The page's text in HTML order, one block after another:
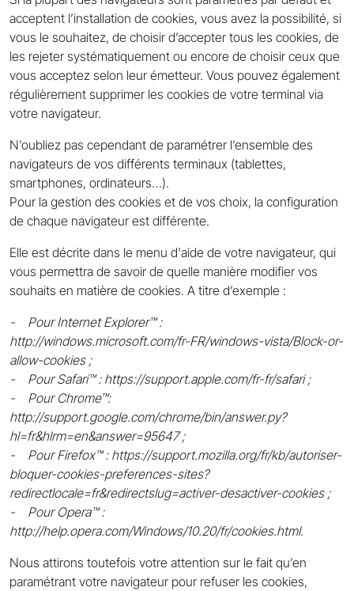
acceptent l’installation de cookies, vous avez la possibilité, si
vous le souhaitez, de choisir d’accepter tous les cookies, de
les rejeter systématiquement ou encore de choisir ceux que
vous acceptez selon leur émetteur. Vous pouvez également
régulièrement supprimer les cookies de votre terminal via
votre navigateur.
N’oubliez pas cependant de paramétrer l’ensemble des
navigateurs de vos différents terminaux (tablettes,
smartphones, ordinateurs…).
Pour la gestion des cookies et de vos choix, la configuration
de chaque navigateur est différente.
Elle est décrite dans le menu d'aide de votre navigateur, qui
vous permettra de savoir de quelle manière modifier vos
souhaits en matière de cookies. A titre d’exemple :
- Pour Internet Explorer™ :
http://windows.microsoft.com/fr-FR/windows-vista/Block-or-
allow-cookies ;
- Pour Safari™ : https://support.apple.com/fr-fr/safari ;
- Pour Chrome™:
http://support.google.com/chrome/bin/answer.py?
hl=fr&hlrm=en&answer=95647 ;
- Pour Firefox™ : https://support.mozilla.org/fr/kb/autoriser-
bloquer-cookies-preferences-sites?
redirectlocale=fr&redirectslug=activer-desactiver-cookies ;
- Pour Opera™ :
http://help.opera.com/Windows/10.20/fr/cookies.html.
Nous attirons toutefois votre attention sur le fait qu’en
paramétrant votre navigateur pour refuser les cookies,